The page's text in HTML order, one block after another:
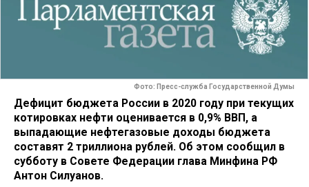
Фото: Пресс-служба Государственной Думы
Дефицит бюджета России в 2020 году при текущих
котировках нефти оценивается в 0,9% ВВП, а
выпадающие нефтегазовые доходы бюджета
составят 2 триллиона рублей. Об этом сообщил в
субботу в Совете Федерации глава Минфина РФ
Антон Силуанов.